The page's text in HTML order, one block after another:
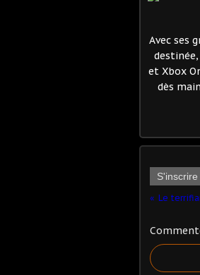
Avec ses
et Xbox
dès